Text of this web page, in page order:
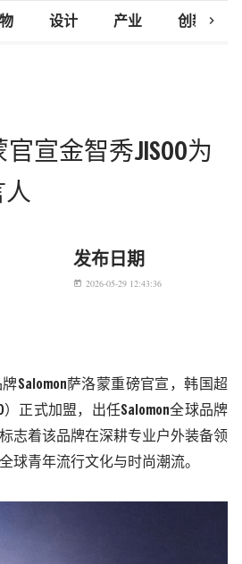
设计 产业 创新研究
chevron_right
官宣金智秀JISOO为
人
发布日期
today 2026-05-29 12:43:36
牌Salomon 萨洛蒙重磅官宣，韩国超
）正式加盟，出任Salomon全球品牌
志着该品牌在深耕专业户外装备领
球青年流行文化与时尚潮流。